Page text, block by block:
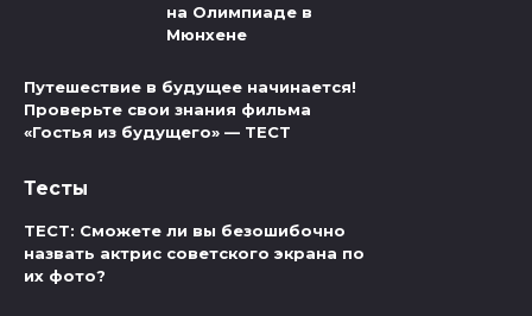
на Олимпиаде в
Мюнхене
Путешествие в будущее начинается!
Проверьте свои знания фильма
«Гостья из будущего» — ТЕСТ
Тесты
ТЕСТ: Сможете ли вы безошибочно
назвать актрис советского экрана по
их фото?